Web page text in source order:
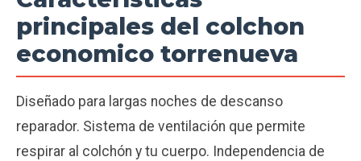
principales del colchon
economico torrenueva
Diseñado para largas noches de descanso
reparador. Sistema de ventilación que permite
respirar al colchón y tu cuerpo. Independencia de